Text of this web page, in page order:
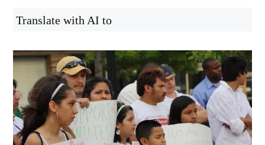
Translate with AI to